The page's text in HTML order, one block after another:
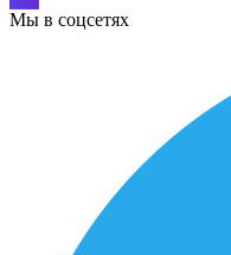
Мы в соцсетях